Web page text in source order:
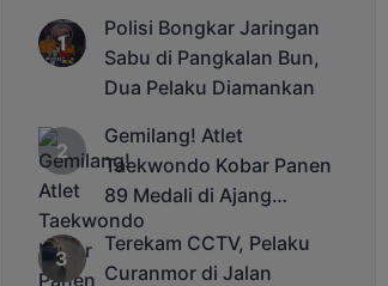
Polisi Bongkar Jaringan
Sabu di Pangkalan Bun,
Dua Pelaku Diamankan
Gemilang! Atlet
Taekwondo Kobar Panen
89 Medali di Ajang
Bergengsi Rektor Unda
Cup 2025
Terekam CCTV, Pelaku
Curanmor di Jalan